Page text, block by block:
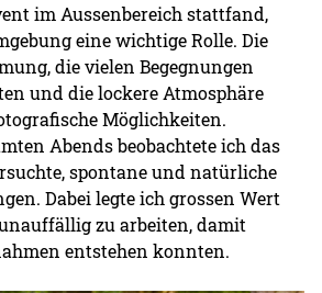
im Aussenbereich stattfand,
eine wichtige Rolle. Die
die vielen Begegnungen
und die lockere Atmosphäre
Möglichkeiten.
Abends beobachtete ich das
spontane und natürliche
Dabei legte ich grossen Wert
zu arbeiten, damit
entstehen konnten.